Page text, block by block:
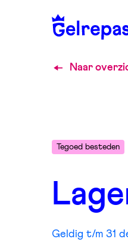
Naar
Tegoed besteden
Geldig t/m 31